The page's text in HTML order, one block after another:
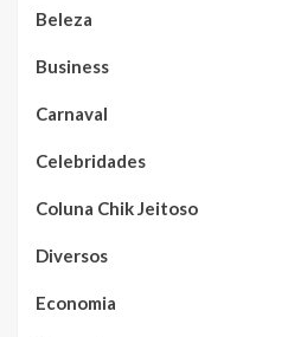
Beleza
Business
Carnaval
Celebridades
Coluna Chik Jeitoso
Diversos
Economia